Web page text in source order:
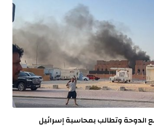
الدوحة وتطالب بمحاسبة إسرائيل